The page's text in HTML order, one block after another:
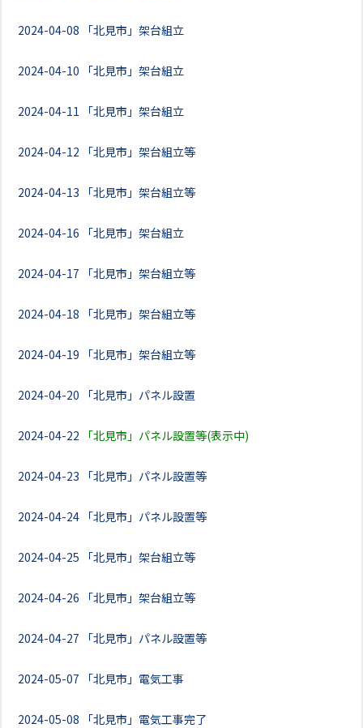
2024-04-08 「北見市」架台組立
2024-04-10 「北見市」架台組立
2024-04-11 「北見市」架台組立
2024-04-12 「北見市」架台組立等
2024-04-13 「北見市」架台組立等
2024-04-16 「北見市」架台組立
2024-04-17 「北見市」架台組立等
2024-04-18 「北見市」架台組立等
2024-04-19 「北見市」架台組立等
2024-04-20 「北見市」パネル設置
2024-04-22 「北見市」パネル設置等(表示中)
2024-04-23 「北見市」パネル設置等
2024-04-24 「北見市」パネル設置等
2024-04-25 「北見市」架台組立等
2024-04-26 「北見市」架台組立等
2024-04-27 「北見市」パネル設置等
2024-05-07 「北見市」電気工事
2024-05-08 「北見市」電気工事完了